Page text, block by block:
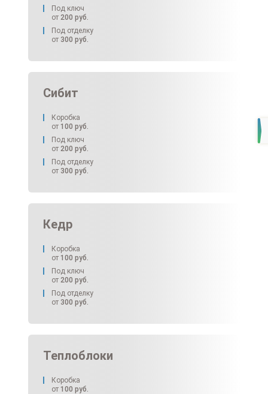
Под ключ
от 200 руб.
Под отделку
от 300 руб.
Сибит
Коробка
от 100 руб.
Под ключ
от 200 руб.
Под отделку
от 300 руб.
Кедр
Коробка
от 100 руб.
Под ключ
от 200 руб.
Под отделку
от 300 руб.
Теплоблоки
Коробка
от 100 руб.